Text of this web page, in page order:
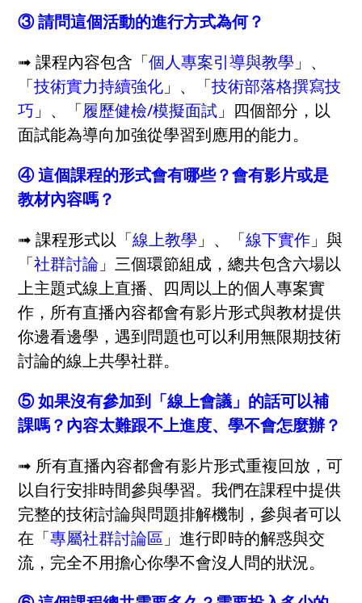
③ 請問這個活動的進行方式為何？
➟ 課程內容包含「個人專案引導與教學 」、
「技術實力持續強化 」、「技術部落格撰寫技
巧 」、「履歷健檢/模擬面試 」四個部分，以
面試能為導向加強從學習到應用的能力。
④ 這個課程的形式會有哪些？會有影片或是
教材內容嗎？
➟ 課程形式以「線上教學 」、「線下實作 」與
「社群討論 」三個環節組成，總共包含六場以
上主題式線上直播、四周以上的個人專案實
作，所有直播內容都會有影片形式與教材提供
你邊看邊學，遇到問題也可以利用無限期技術
討論的線上共學社群。
⑤ 如果沒有參加到「線上會議」的話可以補
課嗎？內容太難跟不上進度、學不會怎麼辦？
➟ 所有直播內容都會有影片形式重複回放，可
以自行安排時間參與學習。我們在課程中提供
完整的技術討論與問題排解機制，參與者可以
在「專屬社群討論區 」進行即時的解惑與交
流，完全不用擔心你學不會沒人問的狀況。